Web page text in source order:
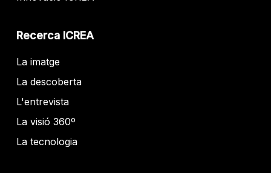
Recerca ICREA
La imatge
La descoberta
L'entrevista
La visió 360º
La tecnologia